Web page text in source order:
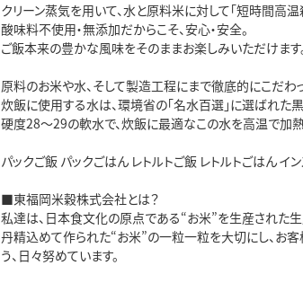
クリーン蒸気を用いて、水と原料米に対して「短時間高
酸味料不使用・無添加だからこそ、安心・安全。
ご飯本来の豊かな風味をそのままお楽しみいただけます
原料のお米や水、そして製造工程にまで徹底的にこだわ
炊飯に使用する水は、環境省の「名水百選」に選ばれた
硬度28～29の軟水で、炊飯に最適なこの水を高温で加熱
パックご飯 パックごはん レトルトご飯 レトルトごはん イ
■東福岡米穀株式会社とは？
私達は、日本食文化の原点である“お米”を生産された
丹精込めて作られた“お米”の一粒一粒を大切にし、お
う、日々努めています。